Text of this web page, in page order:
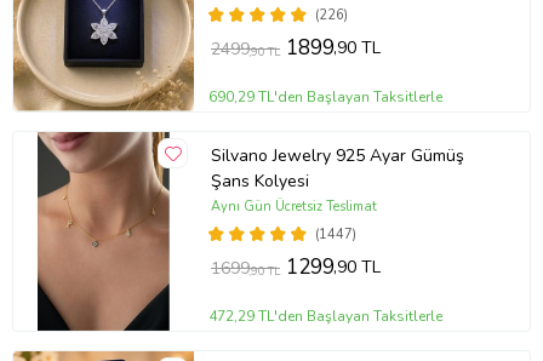
(226)
2499,90 TL 1899,90 TL
690,29 TL'den Başlayan Taksitlerle
Silvano Jewelry 925 Ayar Gümüş
Şans Kolyesi
(1447)
Aynı Gün Ücretsiz Teslimat
1699,90 TL 1299,90 TL
472,29 TL'den Başlayan Taksitlerle